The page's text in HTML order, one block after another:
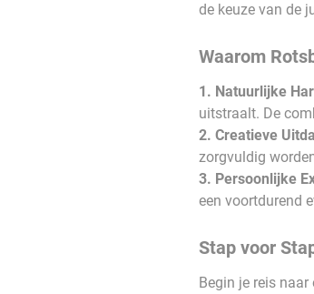
de keuze van de
Waarom
1. Natuurlijke
uitstraalt. De
2. Creatieve
zorgvuldig
3. Persoonlijke
een voortdurend
Stap voor
Begin je reis